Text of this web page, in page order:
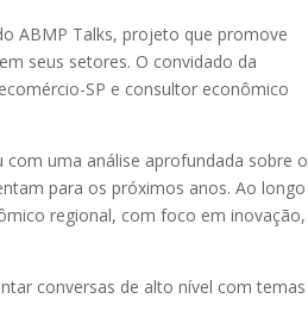
ABMP Talks, projeto que promove
seus setores. O convidado da
SP e consultor econômico
uma análise aprofundada sobre o
para os próximos anos. Ao longo
regional, com foco em inovação,
conversas de alto nível com temas